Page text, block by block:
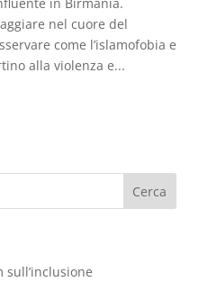
in Birmania.
nel cuore del
come l’islamofobia e
alla violenza e...
Cerca
sull’inclusione